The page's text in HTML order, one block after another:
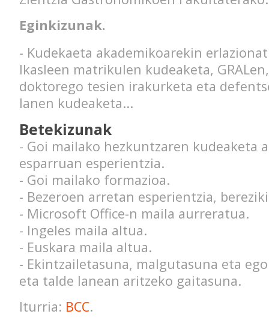
Eginkizunak.
- Kudekaeta akademikoarekin
Ikasleen matrikulen kudeaketa,
doktorego tesien irakurketa eta
lanen kudeaketa...
Betekizunak
- Goi mailako hezkuntzaren kudeaketa
esparruan esperientzia.
- Goi mailako formazioa.
- Bezeroen arretan esperientzia,
- Microsoft Office-n maila aurreratua.
- Ingeles maila altua.
- Euskara maila altua.
- Ekintzailetasuna, malgutasuna eta
eta talde lanean aritzeko gaitasuna.
Iturria: BCC.